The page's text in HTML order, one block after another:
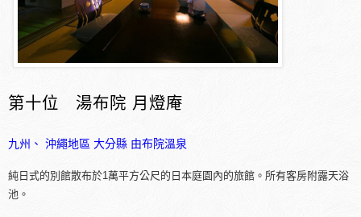
第十位 湯布院 月燈庵
九州、 沖繩地區 大分縣 由布院溫泉
純日式的別館散布於1萬平方公尺的日本庭園內的旅館。所有客房附露天浴
池。